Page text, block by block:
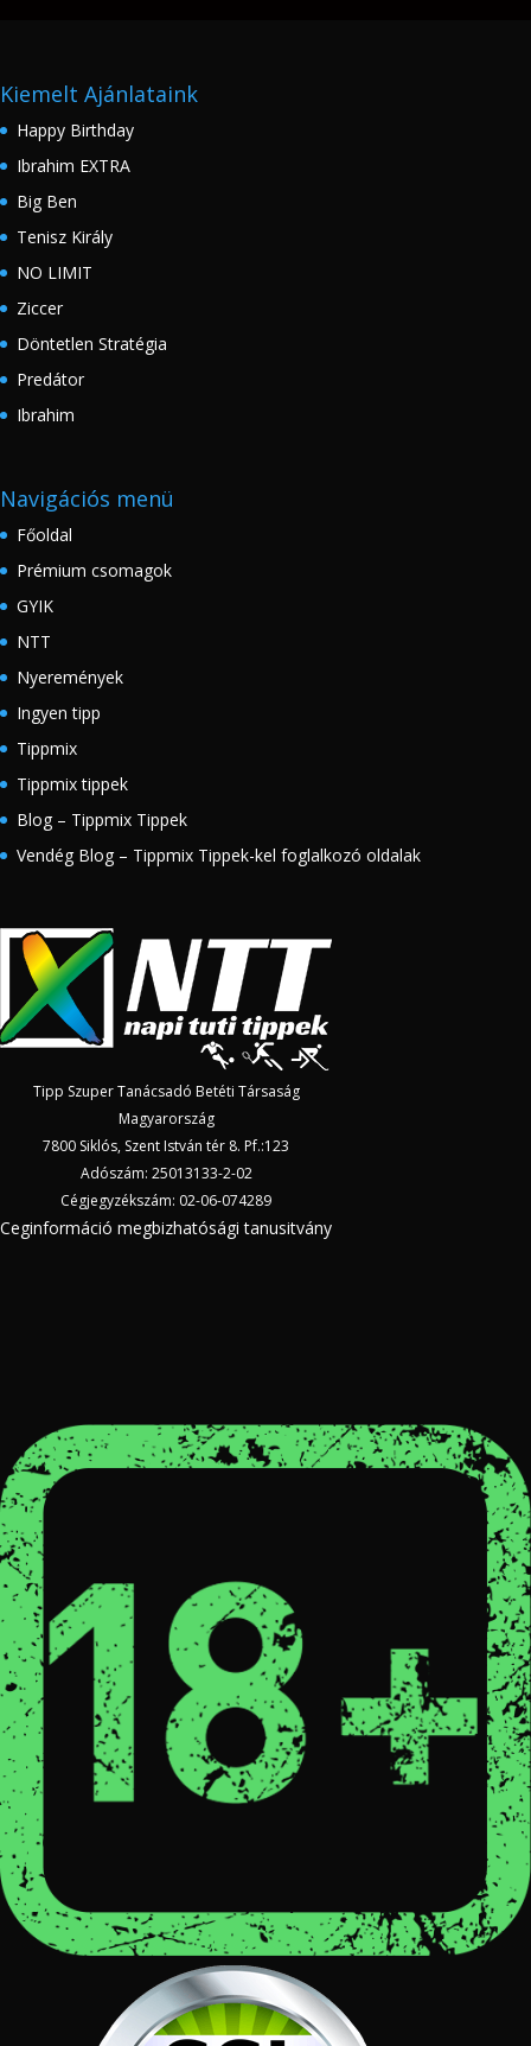
Kiemelt Ajánlataink
Happy Birthday
Ibrahim EXTRA
Big Ben
Tenisz Király
NO LIMIT
Ziccer
Döntetlen Stratégia
Predátor
Ibrahim
Navigációs menü
Főoldal
Prémium csomagok
GYIK
NTT
Nyeremények
Ingyen tipp
Tippmix
Tippmix tippek
Blog – Tippmix Tippek
Vendég Blog – Tippmix Tippek-kel foglalkozó oldalak
Tipp Szuper Tanácsadó Betéti Társaság
Magyarország
7800 Siklós, Szent István tér 8. Pf.:123
Adószám: 25013133-2-02
Cégjegyzékszám: 02-06-074289
Ceginformáció megbizhatósági tanusitvány